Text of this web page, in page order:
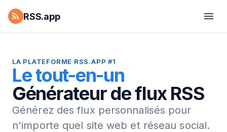
RSS.app
LA PLATEFORME RSS.APP #1
Le tout-en-un
Générateur de flux RSS
Générez des flux personnalisés pour
n'importe quel site web et réseau social.